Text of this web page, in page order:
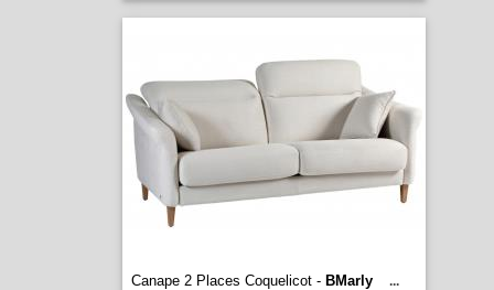
Canape 2 Places Coquelicot - BMarly ...